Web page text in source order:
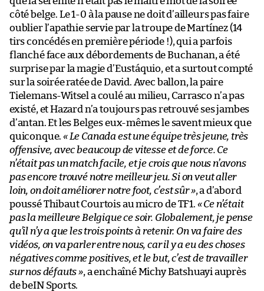
côté belge. Le 1-0 à la pause ne doit d’ailleurs pas faire
oublier l’apathie servie par la troupe de Martínez (14
tirs concédés en première période !), qui a parfois
flanché face aux débordements de Buchanan, a été
surprise par la magie d’Eustáquio, et a surtout compté
sur la soirée ratée de David. Avec ballon, la paire
Tielemans-Witsel a coulé au milieu, Carrasco n’a pas
existé, et Hazard n’a toujours pas retrouvé ses jambes
d’antan. Et les Belges eux-mêmes le savent mieux que
quiconque.« Le Canada est une équipe très jeune, très
offensive, avec beaucoup de vitesse et de force. Ce
n’était pas un match facile, et je crois que nous n’avons
pas encore trouvé notre meilleur jeu. Si on veut aller
loin, on doit améliorer notre foot, c’est sûr », a d’abord
poussé Thibaut Courtois au micro de TF1. « Ce n’était
pas la meilleure Belgique ce soir. Globalement, je pense
qu’il n’y a que les trois points à retenir. On va faire des
vidéos, on va parler entre nous, car il y a eu des choses
négatives comme positives, et le but, c’est de travailler
sur nos défauts », a enchaîné Michy Batshuayi auprès
de beIN Sports.